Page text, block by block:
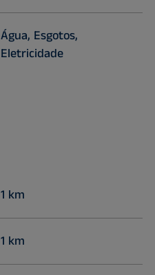
Água, Esgotos,
Eletricidade
1 km
1 km